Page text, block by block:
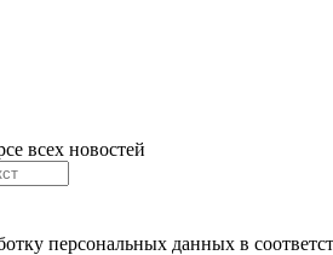
всех новостей
персональных данных в